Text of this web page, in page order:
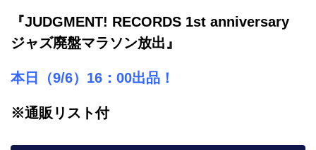
『JUDGMENT! RECORDS 1st anniversary
ジャズ廃盤マラソン放出』
本日（9/6）16：00出品！
※通販リスト付